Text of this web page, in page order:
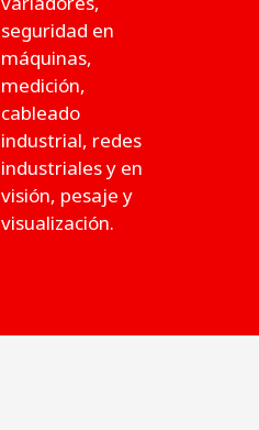
seguridad en
máquinas,
medición,
cableado
industrial, redes
industriales y en
visión, pesaje y
visualización.